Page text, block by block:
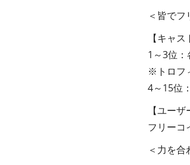
＜皆でフ
【キャス
1～3位：
※トロフ
4～15位
【ユーザ
フリーコ
＜力を合